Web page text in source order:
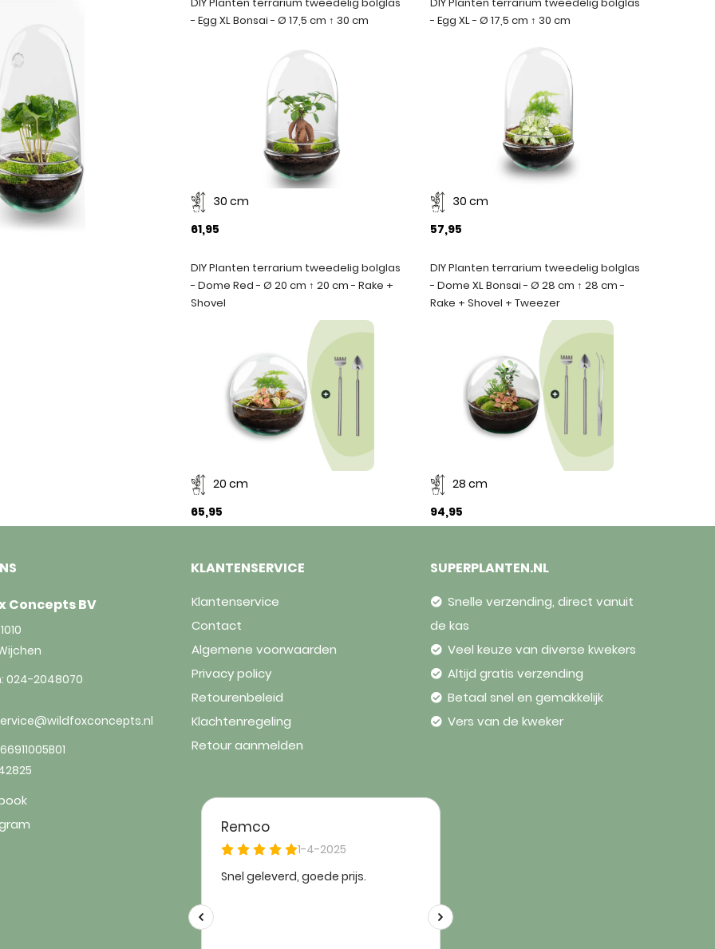
- Egg XL Bonsai - Ø 17,5 cm ↑ 30 cm
30 cm
61,95
- Egg XL - Ø 17,5 cm ↑ 30 cm
30 cm
57,95
DIY Planten terrarium tweedelig bolglas
- Dome Red - Ø 20 cm ↑ 20 cm - Rake +
Shovel
20 cm
65,95
DIY Planten terrarium tweedelig bolglas
- Dome XL Bonsai - Ø 28 cm ↑ 28 cm -
Rake + Shovel + Tweezer
28 cm
94,95
Concepts BV
024-2048070
KLANTENSERVICE
Klantenservice
Contact
Algemene voorwaarden
Privacy policy
Retourenbeleid
Klachtenregeling
Retour aanmelden
SUPERPLANTEN.NL
Snelle verzending, direct vanuit
de kas
Veel keuze van diverse kwekers
Altijd gratis verzending
Betaal snel en gemakkelijk
Vers van de kweker